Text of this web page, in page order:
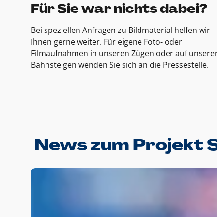
Für Sie war nichts dabei?
Bei speziellen Anfragen zu Bildmaterial helfen wir
Ihnen gerne weiter. Für eigene Foto- oder
Filmaufnahmen in unseren Zügen oder auf
Bahnsteigen wenden Sie sich an die Pressestelle.
News zum Projekt